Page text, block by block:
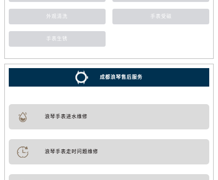
外观清洗 手表受磁
手表生锈
成都浪琴售后服务
浪琴手表进水维修
浪琴手表走时问题维修